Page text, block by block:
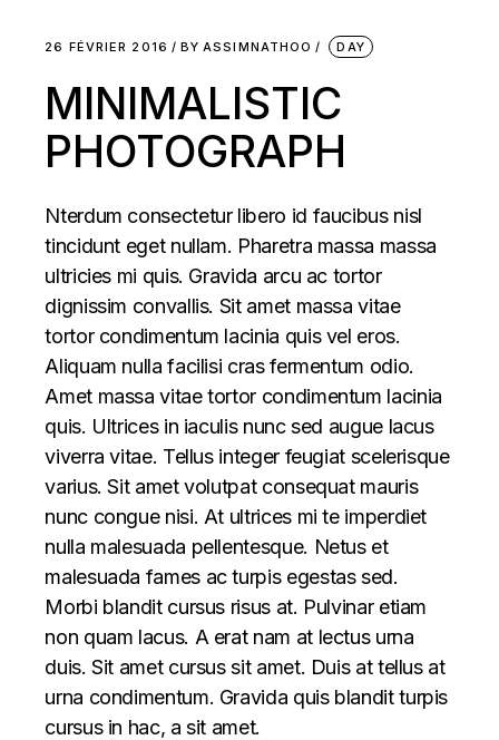
26 FÉVRIER 2016 BY ASSIMNATHOO DAY
MINIMALISTIC
PHOTOGRAPH
Nterdum consectetur libero id faucibus nisl
tincidunt eget nullam. Pharetra massa massa
ultricies mi quis. Gravida arcu ac tortor
dignissim convallis. Sit amet massa vitae
tortor condimentum lacinia quis vel eros.
Aliquam nulla facilisi cras fermentum odio.
Amet massa vitae tortor condimentum lacinia
quis. Ultrices in iaculis nunc sed augue lacus
viverra vitae. Tellus integer feugiat scelerisque
varius. Sit amet volutpat consequat mauris
nunc congue nisi. At ultrices mi te imperdiet
nulla malesuada pellentesque. Netus et
malesuada fames ac turpis egestas sed.
Morbi blandit cursus risus at. Pulvinar etiam
non quam lacus. A erat nam at lectus urna
duis. Sit amet cursus sit amet. Duis at tellus at
urna condimentum. Gravida quis blandit turpis
cursus in hac, a sit amet.